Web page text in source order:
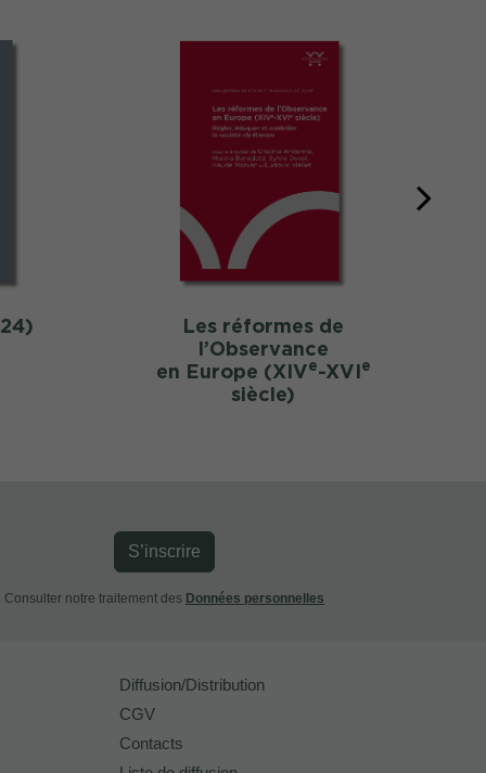
Les réformes de
l’Observance
en Europe (XIVe-XVIe
siècle)
S’inscrire
Consulter notre traitement des Données personnelles
Diffusion/Distribution
CGV
Contacts